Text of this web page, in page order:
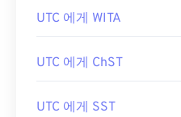
UTC 에게 WITA
UTC 에게 ChST
UTC 에게 SST